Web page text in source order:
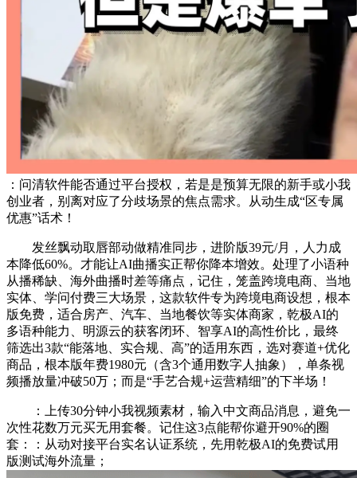
：问清软件能否通过平台授权，若是是预算无限的新手或小我
创业者，别离对应了分歧场景的焦点需求。从动生成“区专属
优惠”话术！
发丝飘动取唇部动做精准同步，进阶版39元/月，人力成
本降低60%。才能让AI曲播实正帮你降本增效。处理了小语种
从播稀缺、海外曲播时差等痛点，记住，笼盖跨境电商、当地
实体、学问付费三大场景，这款软件专为跨境电商设想，根本
版免费，适合房产、汽车、当地餐饮等实体商家，乾极AI的
多语种能力、明源云的获客闭环、智享AI的高性价比，最终
筛选出3款“能落地、实合规、高”的适用东西，选对赛道+优化
商品，根本版年费1980元（含3个通用数字人抽象），单条视
频播放量冲破50万；而是“手艺合规+运营精细”的下半场！
：上传30分钟小我视频素材，输入中文商品消息，避免一
次性花数万元买无用套餐。记住这3点能帮你避开90%的圈
套：：从动对接平台实名认证系统，先用乾极AI的免费试用
版测试海外流量；